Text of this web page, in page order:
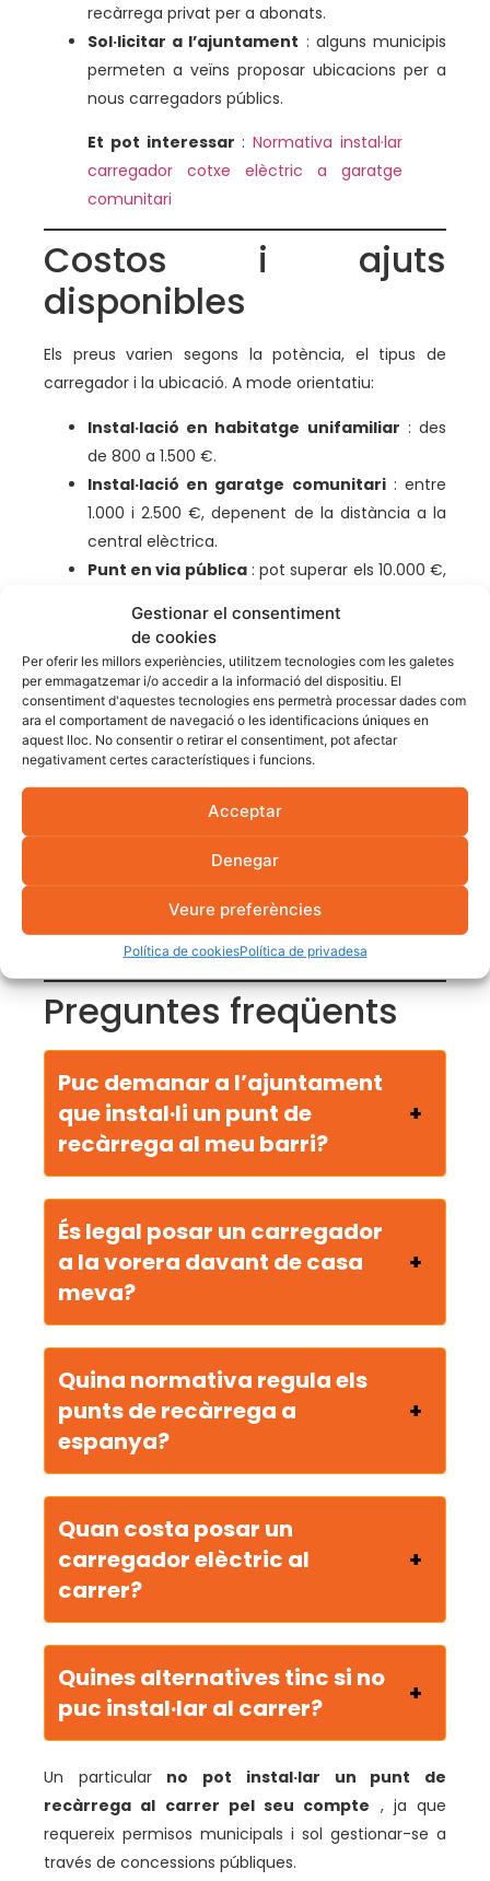
Gestionar el consentiment
de cookies
Per oferir les millors experiències, utilitzem tecnologies com les galetes
per emmagatzemar i/o accedir a la informació del dispositiu. El
consentiment d'aquestes tecnologies ens permetrà processar dades com
ara el comportament de navegació o les identificacions úniques en
aquest lloc. No consentir o retirar el consentiment, pot afectar
negativament certes característiques i funcions.
Acceptar
Denegar
Veure preferències
Política de cookiesPolítica de privadesa
recàrrega privat per a abonats.
Sol·licitar a l’ajuntament : alguns municipis
permeten a veïns proposar ubicacions per a
nous carregadors públics.
Et pot interessar :Normativa instal·lar
carregador cotxe elèctric a garatge
comunitari
Costos i ajuts
disponibles
Els preus varien segons la potència, el tipus de
carregador i la ubicació. A mode orientatiu:
Instal·lació en habitatge unifamiliar : des
de 800 a 1.500 €.
Instal·lació en garatge comunitari: entre
1.000 i 2.500 €, depenent de la distància a la
central elèctrica.
Punt en via pública: pot superar els 10.000 €,
connexió directa a la xarxa.
Ajuts i subvencions
Actualment està en vigor elPla MOVES III, que
ofereix:
(80% en municipis de menys de 5.000
habitants).
30% i 55% per a empreses
mida i ubicació.
A més, alguns ajuntaments i comunitats
autònomes tenen ajuts complementaris.
Preguntes freqüents
Puc demanar a l’ajuntament
que instal·li un punt de
recàrrega al meu barri?
És legal posar un carregador
a la vorera davant de casa
meva?
Quina normativa regula els
punts de recàrrega a
espanya?
Quan costa posar un
carregador elèctric al
carrer?
Quines alternatives tinc si no
puc instal·lar al carrer?
Un particular no pot instal·lar un punt de
recàrrega al carrer pel seu compte , ja que
requereix permisos municipals i sol gestionar-se a
través de concessions públiques.